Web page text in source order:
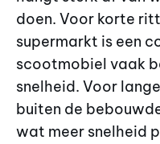
doen. Voor korte
supermarkt is een
scootmobiel vaak
snelheid. Voor
buiten de
wat meer snelheid